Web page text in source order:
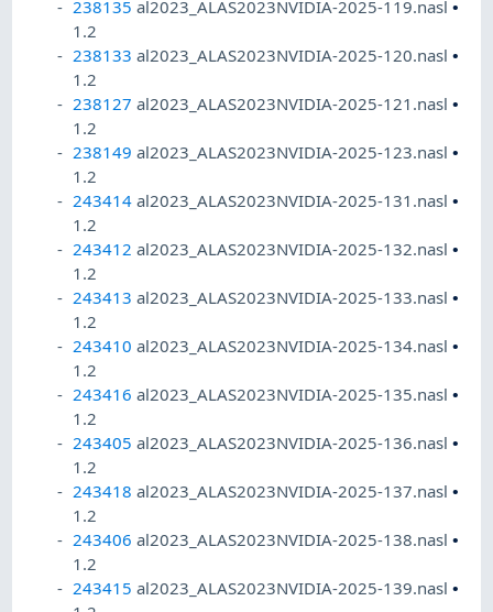
238135 al2023_ALAS2023NVIDIA-2025-119.nasl•
1.2
238133 al2023_ALAS2023NVIDIA-2025-120.nasl•
1.2
238127 al2023_ALAS2023NVIDIA-2025-121.nasl•
1.2
238149 al2023_ALAS2023NVIDIA-2025-123.nasl•
1.2
243414 al2023_ALAS2023NVIDIA-2025-131.nasl•
1.2
243412 al2023_ALAS2023NVIDIA-2025-132.nasl•
1.2
243413 al2023_ALAS2023NVIDIA-2025-133.nasl•
1.2
243410 al2023_ALAS2023NVIDIA-2025-134.nasl•
1.2
243416 al2023_ALAS2023NVIDIA-2025-135.nasl•
1.2
243405 al2023_ALAS2023NVIDIA-2025-136.nasl•
1.2
243418 al2023_ALAS2023NVIDIA-2025-137.nasl•
1.2
243406 al2023_ALAS2023NVIDIA-2025-138.nasl•
1.2
243415 al2023_ALAS2023NVIDIA-2025-139.nasl•